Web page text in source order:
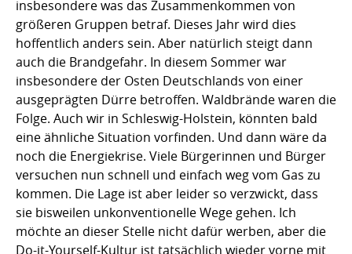
insbesondere was das Zusammenkommen von
größeren Gruppen betraf. Dieses Jahr wird dies
hoffentlich anders sein. Aber natürlich steigt dann
auch die Brandgefahr. In diesem Sommer war
insbesondere der Osten Deutschlands von einer
ausgeprägten Dürre betroffen. Waldbrände waren die
Folge. Auch wir in Schleswig-Holstein, könnten bald
eine ähnliche Situation vorfinden. Und dann wäre da
noch die Energiekrise. Viele Bürgerinnen und Bürger
versuchen nun schnell und einfach weg vom Gas zu
kommen. Die Lage ist aber leider so verzwickt, dass
sie bisweilen unkonventionelle Wege gehen. Ich
möchte an dieser Stelle nicht dafür werben, aber die
Do-it-Yourself-Kultur ist tatsächlich wieder vorne mit